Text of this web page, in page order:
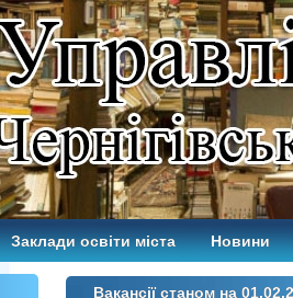
Заклади освіти міста Новини
Вакансії станом на